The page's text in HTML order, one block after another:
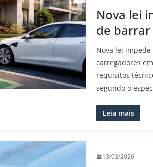
Nova lei
de barrar
Nova lei
carregadores
requisitos
segundo o
Leia mais
13/03/2026